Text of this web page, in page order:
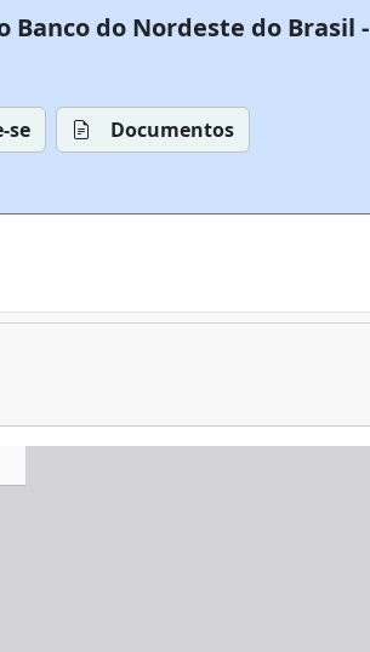
Banco do Nordeste do Brasil -
se
Documentos